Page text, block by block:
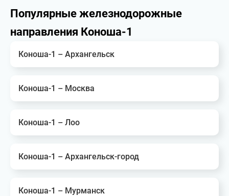
Популярные железнодорожные
направления Коноша-1
Коноша-1 – Архангельск
Коноша-1 – Москва
Коноша-1 – Лоо
Коноша-1 – Архангельск-город
Коноша-1 – Мурманск